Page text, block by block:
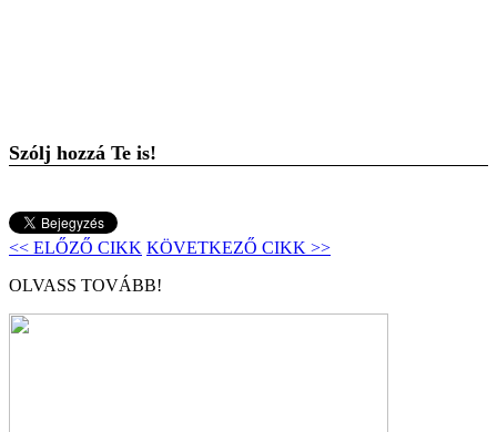
Szólj hozzá Te is!
<< ELŐZŐ CIKK KÖVETKEZŐ CIKK >>
OLVASS TOVÁBB!